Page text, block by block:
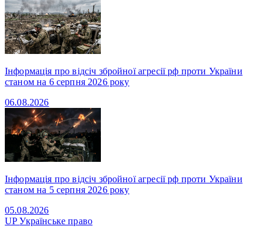
Інформація про відсіч збройної агресії рф проти України
станом на 6 серпня 2026 року
06.08.2026
Інформація про відсіч збройної агресії рф проти України
станом на 5 серпня 2026 року
05.08.2026
UPУкраїнське право